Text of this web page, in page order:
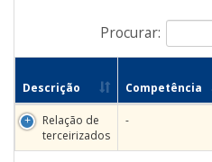
Procurar:
Descrição Competência
Relação de
terceirizados
-